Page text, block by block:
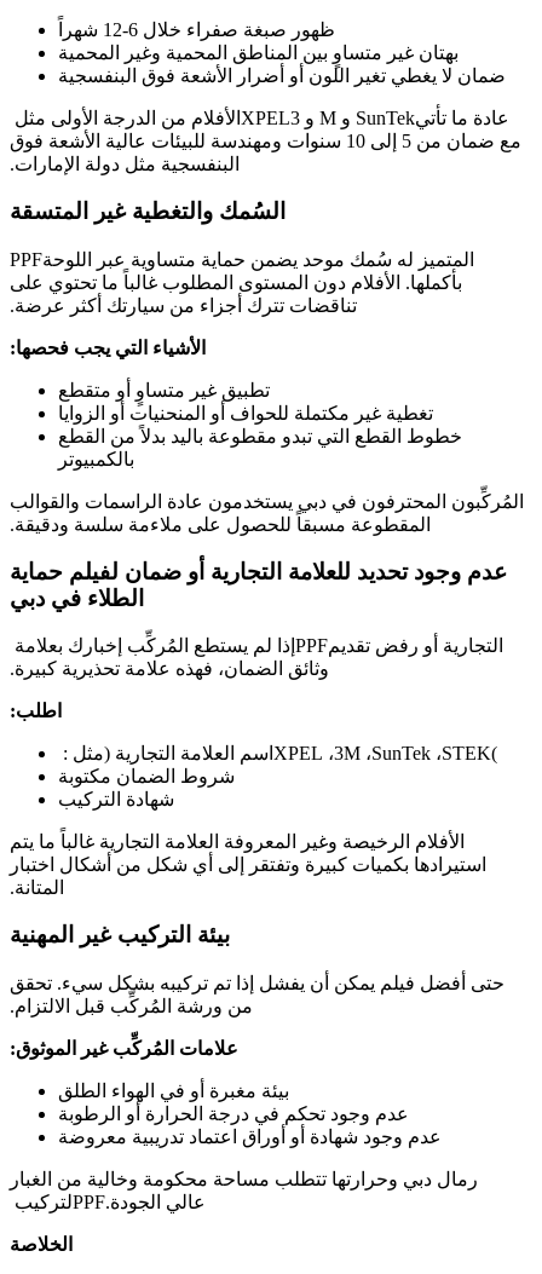
ظهور صبغة صفراء خلال 6-12 شهراً
بهتان غير متساوٍ بين المناطق المحمية وغير المحمية
ضمان لا يغطي تغير اللون أو أضرار الأشعة فوق البنفسجية
الأفلام من الدرجة الأولى مثل XPEL و 3 M و SunTekعادة ما تأتي
مع ضمان من 5 إلى 10 سنوات ومهندسة للبيئات عالية الأشعة فوق
البنفسجية مثل دولة الإمارات.
السُمك والتغطية غير المتسقة
PPFالمتميز له سُمك موحد يضمن حماية متساوية عبر اللوحة
بأكملها. الأفلام دون المستوى المطلوب غالباً ما تحتوي على
تناقضات تترك أجزاء من سيارتك أكثر عرضة.
الأشياء التي يجب فحصها:
تطبيق غير متساوٍ أو متقطع
تغطية غير مكتملة للحواف أو المنحنيات أو الزوايا
خطوط القطع التي تبدو مقطوعة باليد بدلاً من القطع
بالكمبيوتر
المُركِّبون المحترفون في دبي يستخدمون عادة الراسمات والقوالب
المقطوعة مسبقاً للحصول على ملاءمة سلسة ودقيقة.
عدم وجود تحديد للعلامة التجارية أو ضمان لفيلم حماية
الطلاء في دبي
إذا لم يستطع المُركِّب إخبارك بعلامة PPFالتجارية أو رفض تقديم
وثائق الضمان، فهذه علامة تحذيرية كبيرة.
اطلب:
اسم العلامة التجارية (مثل : XPEL ،3M ،SunTek ،STEK)
شروط الضمان مكتوبة
شهادة التركيب
الأفلام الرخيصة وغير المعروفة العلامة التجارية غالباً ما يتم
استيرادها بكميات كبيرة وتفتقر إلى أي شكل من أشكال اختبار
المتانة.
بيئة التركيب غير المهنية
حتى أفضل فيلم يمكن أن يفشل إذا تم تركيبه بشكل سيء. تحقق
من ورشة المُركِّب قبل الالتزام.
علامات المُركِّب غير الموثوق:
بيئة مغبرة أو في الهواء الطلق
عدم وجود تحكم في درجة الحرارة أو الرطوبة
عدم وجود شهادة أو أوراق اعتماد تدريبية معروضة
رمال دبي وحرارتها تتطلب مساحة محكومة وخالية من الغبار
لتركيبPPFعالي الجودة.
الخلاصة